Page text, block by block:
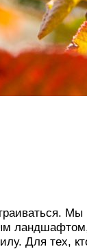
Для тех,